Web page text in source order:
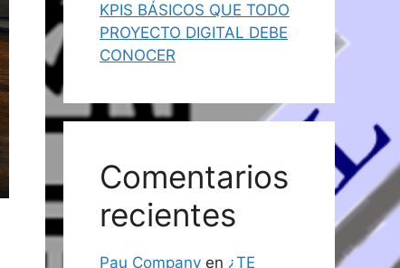
KPIS BÁSICOS QUE TODO
PROYECTO DIGITAL DEBE
CONOCER
Comentarios
recientes
Pau Company en ¿TE